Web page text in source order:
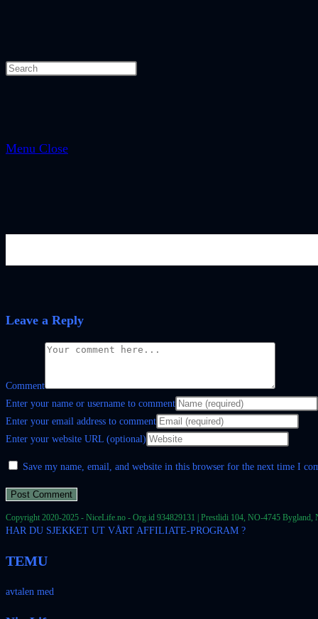
Menu Close
Leave a Reply
Comment
Enter your name or username to comment
Enter your email address to comment
Enter your website URL (optional)
Save my name, email, and website in this browser for the next time I
Copyright 2020-2025 - NiceLife.no - Org.id 934829131 | Prestlidi 104, NO-4745
HAR DU SJEKKET UT VÅRT AFFILIATE-PROGRAM ?
TEMU
avtalen med